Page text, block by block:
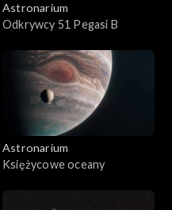
Astronarium
Odkrywcy 51 Pegasi B
Astronarium
Księżycowe oceany